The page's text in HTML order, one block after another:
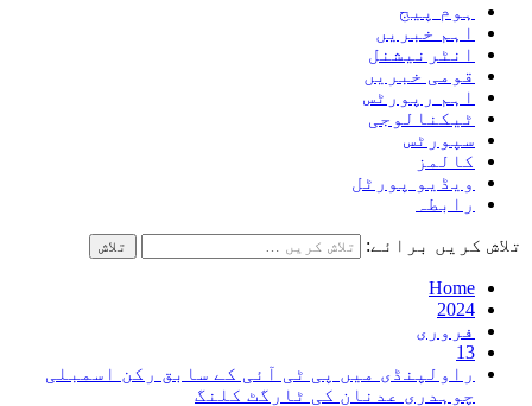
ہوم پیج
اہم خبریں
انٹرنیشنل
قومی خبریں
اہم رپورٹس
ٹیکنالوجی
سپورٹس
کالمز
ویڈیو پورٹل
رابطہ
تلاش کریں برائے:
Home
2024
فروری
13
راولپنڈی میں پی ٹی آئی کے سابق رکن اسمبلی
چوہدری عدنان کی ٹارگٹ کلنگ